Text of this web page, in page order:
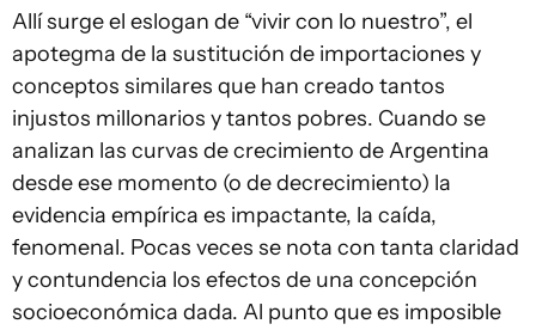
Allí surge el eslogan de “vivir con lo nuestro”, el
apotegma de la sustitución de importaciones y
conceptos similares que han creado tantos
injustos millonarios y tantos pobres. Cuando se
analizan las curvas de crecimiento de Argentina
desde ese momento (o de decrecimiento) la
evidencia empírica es impactante, la caída,
fenomenal. Pocas veces se nota con tanta claridad
y contundencia los efectos de una concepción
socioeconómica dada. Al punto que es imposible